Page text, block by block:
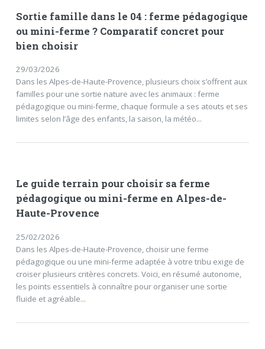
Sortie famille dans le 04 : ferme pédagogique
ou mini-ferme ? Comparatif concret pour
bien choisir
29/03/2026
Dans les Alpes-de-Haute-Provence, plusieurs choix s’offrent aux
familles pour une sortie nature avec les animaux : ferme
pédagogique ou mini-ferme, chaque formule a ses atouts et ses
limites selon l’âge des enfants, la saison, la météo...
Le guide terrain pour choisir sa ferme
pédagogique ou mini-ferme en Alpes-de-
Haute-Provence
25/02/2026
Dans les Alpes-de-Haute-Provence, choisir une ferme
pédagogique ou une mini-ferme adaptée à votre tribu exige de
croiser plusieurs critères concrets. Voici, en résumé autonome,
les points essentiels à connaître pour organiser une sortie
fluide et agréable...